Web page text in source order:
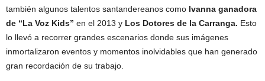
también algunos talentos santandereanos como Ivanna ganadora
de “La Voz Kids” en el 2013 y Los Dotores de la Carranga. Esto
lo llevó a recorrer grandes escenarios donde sus imágenes
inmortalizaron eventos y momentos inolvidables que han generado
gran recordación de su trabajo.